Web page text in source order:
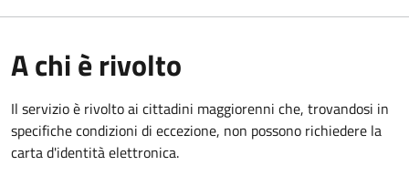
A chi è rivolto
Il servizio è rivolto ai cittadini maggiorenni che, trovandosi in
specifiche condizioni di eccezione, non possono richiedere la
carta d'identità elettronica.